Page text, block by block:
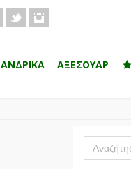
ΑΝΔΡΙΚΑ ΑΞΕΣΟΥΑΡ